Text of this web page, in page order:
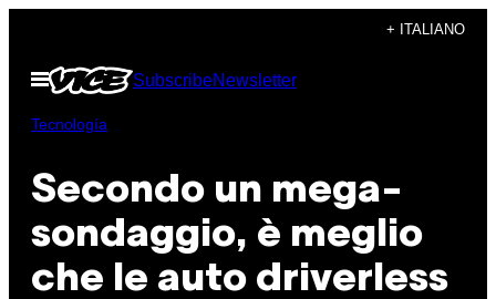
contenuto
+ ITALIANO
Apri
SubscribeNewsletter
Tecnología
Secondo un mega-
sondaggio, è meglio
che le auto driverless